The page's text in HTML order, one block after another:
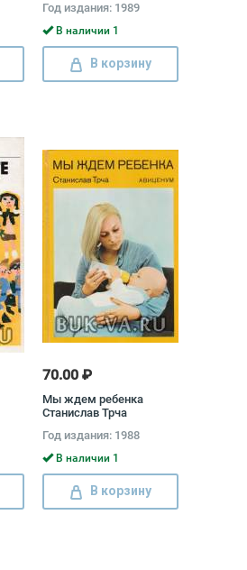
Год издания: 1989
В наличии 1
В корзину
70.00 ₽
Мы ждем ребенка
Станислав Трча
Год издания: 1988
В наличии 1
В корзину